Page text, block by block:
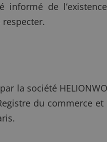
de
respecter.
la société
du commerce et